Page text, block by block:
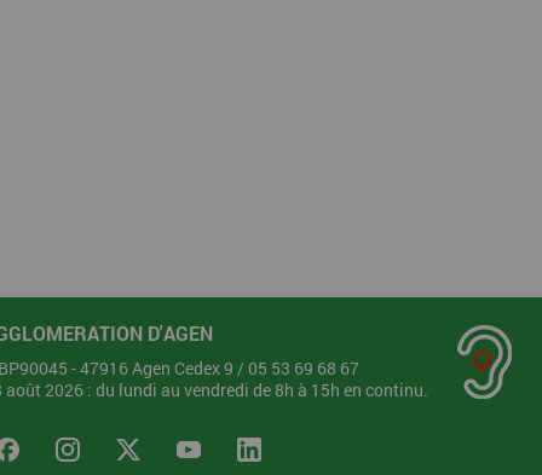
D'AGEN
- 47916 Agen Cedex 9 /05 53 69 68 67
2026 : du lundi au vendredi de 8h à 15h en continu.